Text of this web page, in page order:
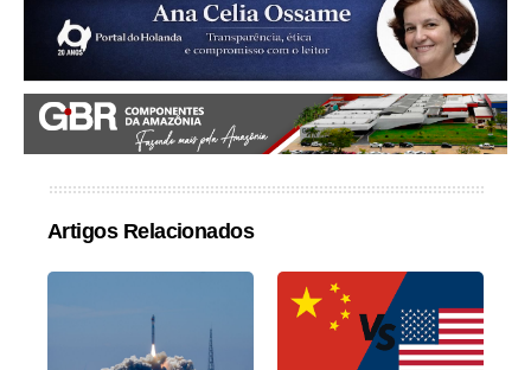
Artigos Relacionados